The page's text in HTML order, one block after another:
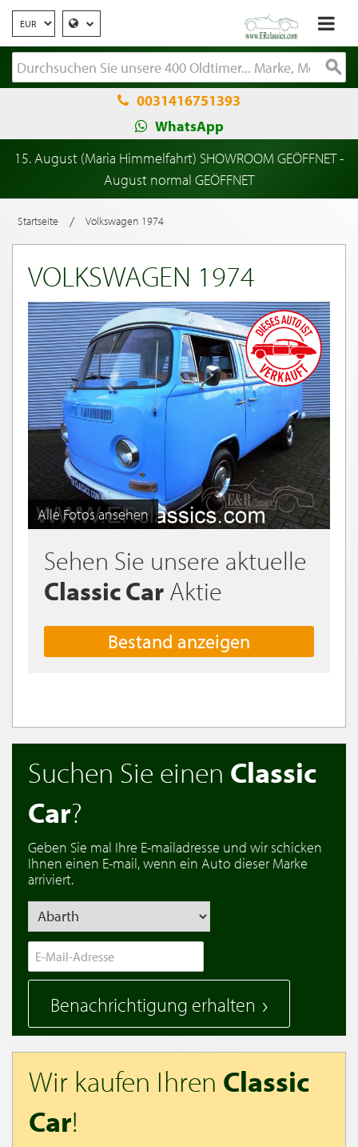
0031416751393
WhatsApp
15. August (Maria Himmelfahrt) SHOWROOM GEÖFFNET -
August normal GEÖFFNET
Startseite / Volkswagen 1974
VOLKSWAGEN 1974
Alle Fotos ansehen
Sehen Sie unsere aktuelle
Classic Car Aktie
Bestand anzeigen
Suchen Sie einen Classic
Car?
Geben Sie mal Ihre E-mailadresse und wir schicken
Ihnen einen E-mail, wenn ein Auto dieser Marke
arriviert.
Benachrichtigung erhalten
Wir kaufen Ihren Classic
Car!